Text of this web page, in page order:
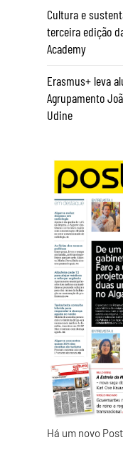
Cultura e
terceira edição
Academy
Erasmus+ leva
Agrupamento
Udine
Há um novo